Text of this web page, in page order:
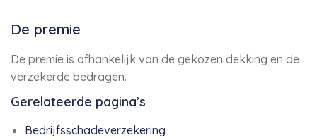
De premie
De premie is afhankelijk van de gekozen dekking en de
verzekerde bedragen.
Gerelateerde pagina’s
Bedrijfsschadeverzekering